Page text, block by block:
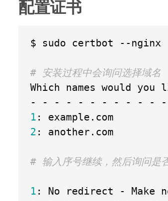
配置证书
$ sudo certbot --nginx
# 安装过程中会询问选择域名
Which names would
1
2 : another.com
# 输入序号继续，然后询问是
1